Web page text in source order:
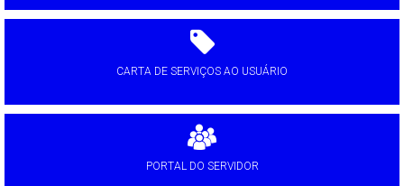
CARTA DE SERVIÇOS AO USUÁRIO
PORTAL DO SERVIDOR